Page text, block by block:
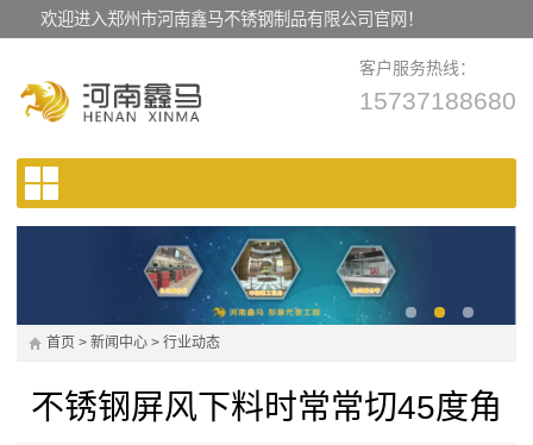
欢迎进入郑州市河南鑫马不锈钢制品有限公司官网！
客户服务热线：
15737188680
首页 > 新闻中心 > 行业动态
不锈钢屏风下料时常常切45度角